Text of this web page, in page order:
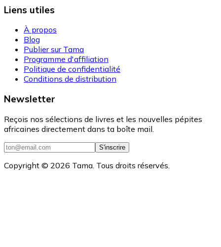
Liens utiles
À propos
Blog
Publier sur Tama
Programme d'affiliation
Politique de confidentialité
Conditions de distribution
Newsletter
Reçois nos sélections de livres et les nouvelles pépites
africaines directement dans ta boîte mail.
S'inscrire
Copyright © 2026 Tama. Tous droits réservés.